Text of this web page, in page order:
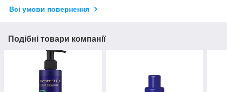
Всі умови повернення
Подібні товари компанії